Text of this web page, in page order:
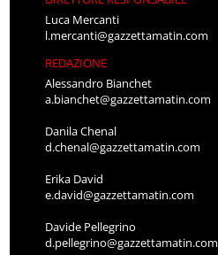
Luca Mercanti
l.mercanti@gazzettamatin.com
REDAZIONE
Alessandro Bianchet
a.bianchet@gazzettamatin.com
Danila Chenal
d.chenal@gazzettamatin.com
Erika David
e.david@gazzettamatin.com
Davide Pellegrino
d.pellegrino@gazzettamatin.com